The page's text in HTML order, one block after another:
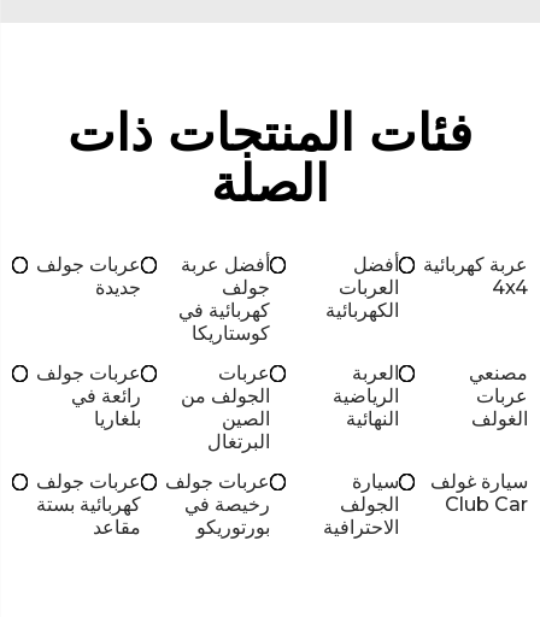
فئات المنتجات ذات
الصلة
عربة كهربائية
4x4
أفضل
العربات
الكهربائية
أفضل عربة
جولف
كهربائية في
كوستاريكا
عربات جولف
جديدة
مصنعي
عربات
الغولف
العربة
الرياضية
النهائية
عربات
الجولف من
الصين
البرتغال
عربات جولف
رائعة في
بلغاريا
سيارة غولف
Club Car
سيارة
الجولف
الاحترافية
عربات جولف
رخيصة في
بورتوريكو
عربات جولف
كهربائية بستة
مقاعد